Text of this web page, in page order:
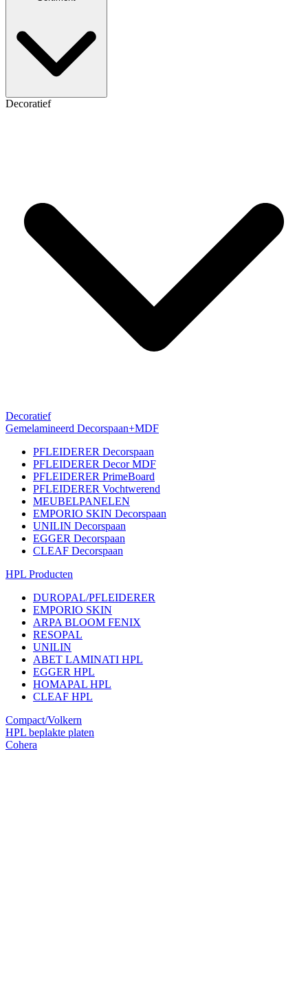
Decoratief
Decoratief
Gemelamineerd Decorspaan+MDF
PFLEIDERER Decorspaan
PFLEIDERER Decor MDF
PFLEIDERER PrimeBoard
PFLEIDERER Vochtwerend
MEUBELPANELEN
EMPORIO SKIN Decorspaan
UNILIN Decorspaan
EGGER Decorspaan
CLEAF Decorspaan
HPL Producten
DUROPAL/PFLEIDERER
EMPORIO SKIN
ARPA BLOOM FENIX
RESOPAL
UNILIN
ABET LAMINATI HPL
EGGER HPL
HOMAPAL HPL
CLEAF HPL
Compact/Volkern
HPL beplakte platen
Cohera